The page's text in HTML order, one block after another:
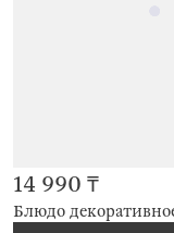
Блюдо
14 990 ₸